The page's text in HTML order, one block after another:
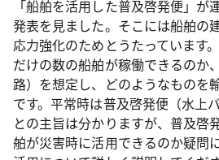
「船舶を活用した普及啓発便」が
発表を見ました。そこには船舶の
応力強化のためとうたっています
だけの数の船舶が稼働できるのか
路）を想定し、どのようなものを
です。平常時は普及啓発便（水上
との主旨は分かりますが、普及啓
舶が災害時に活用できるのか疑問